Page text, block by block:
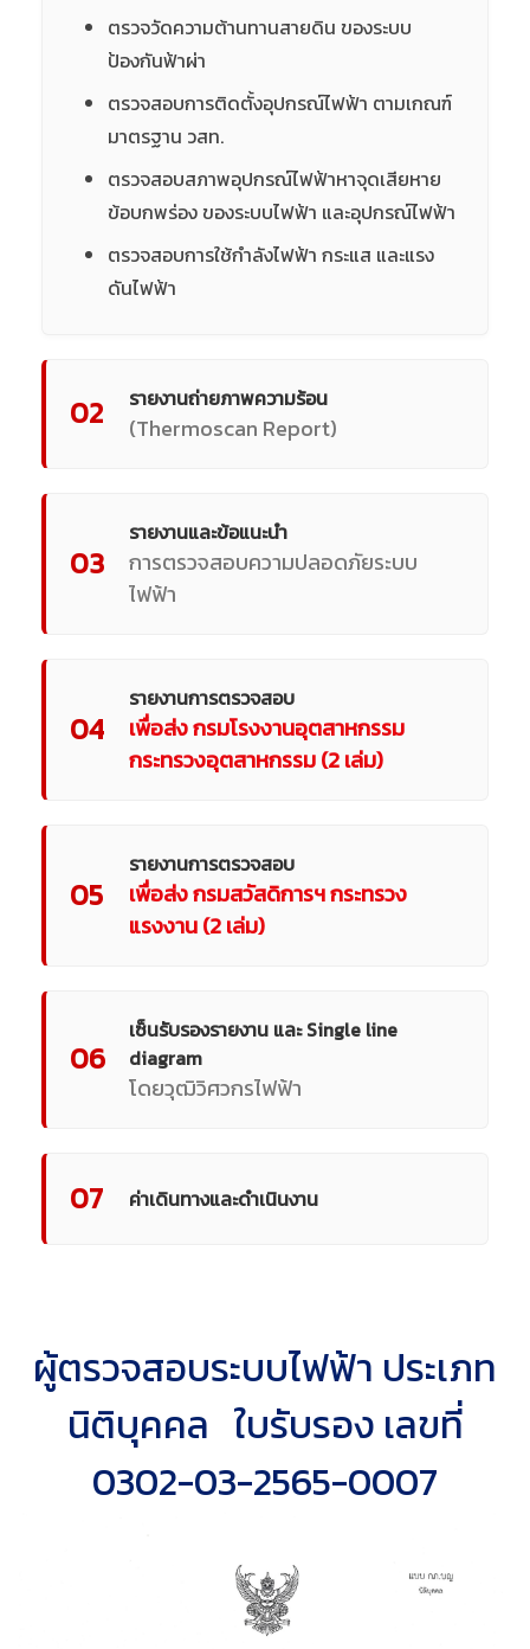
ตรวจวัดความต้านทานสายดิน ของระบบ
ป้องกันฟ้าผ่า
ตรวจสอบการติดตั้งอุปกรณ์ไฟฟ้า ตามเกณฑ์
มาตรฐาน วสท.
ตรวจสอบสภาพอุปกรณ์ไฟฟ้าหาจุดเสียหาย
ข้อบกพร่อง ของระบบไฟฟ้า และอุปกรณ์ไฟฟ้า
ตรวจสอบการใช้กำลังไฟฟ้า กระแส และแรง
ดันไฟฟ้า
02 รายงานถ่ายภาพความร้อน
(Thermoscan Report)
03
รายงานและข้อแนะนำ
การตรวจสอบความปลอดภัยระบบ
ไฟฟ้า
04
รายงานการตรวจสอบ
เพื่อส่ง กรมโรงงานอุตสาหกรรม
กระทรวงอุตสาหกรรม (2 เล่ม)
05
รายงานการตรวจสอบ
เพื่อส่ง กรมสวัสดิการฯ กระทรวง
แรงงาน (2 เล่ม)
06
เซ็นรับรองรายงาน และ Single line
diagram
โดยวุฒิวิศวกรไฟฟ้า
07 ค่าเดินทางและดำเนินงาน
ผู้ตรวจสอบระบบไฟฟ้า ประเภท
นิติบุคคล ใบรับรอง เลขที่
0302-03-2565-0007